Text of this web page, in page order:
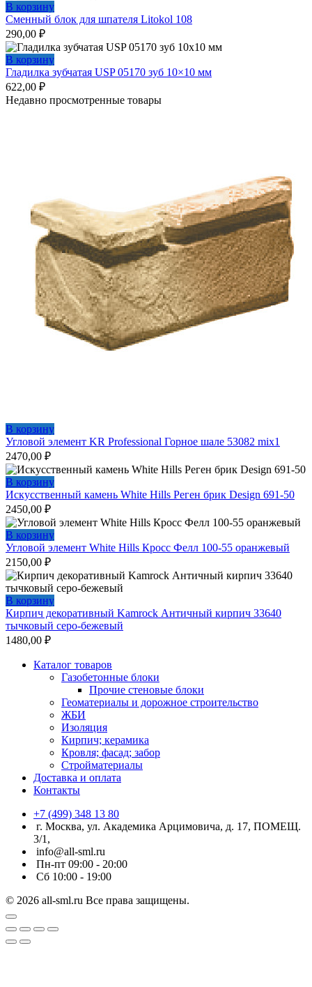
В корзину
Сменный блок для шпателя Litokol 108
290,00 ₽
В корзину
Гладилка зубчатая USP 05170 зуб 10×10 мм
622,00 ₽
Недавно просмотренные товары
В корзину
Угловой элемент KR Professional Горное шале 53082 mix1
2470,00 ₽
В корзину
Искусственный камень White Hills Реген брик Design 691-50
2450,00 ₽
В корзину
Угловой элемент White Hills Кросс Фелл 100-55 оранжевый
2150,00 ₽
В корзину
Кирпич декоративный Kamrock Античный кирпич 33640
тычковый серо-бежевый
1480,00 ₽
Каталог товаров
Газобетонные блоки
Прочие стеновые блоки
Геоматериалы и дорожное строительство
ЖБИ
Изоляция
Кирпич; керамика
Кровля; фасад; забор
Стройматериалы
Доставка и оплата
Контакты
+7 (499) 348 13 80
г. Москва, ул. Академика Арцимовича, д. 17, ПОМЕЩ.
3/1,
info@all-sml.ru
Пн-пт 09:00 - 20:00
Сб 10:00 - 19:00
© 2026 all-sml.ru Все права защищены.